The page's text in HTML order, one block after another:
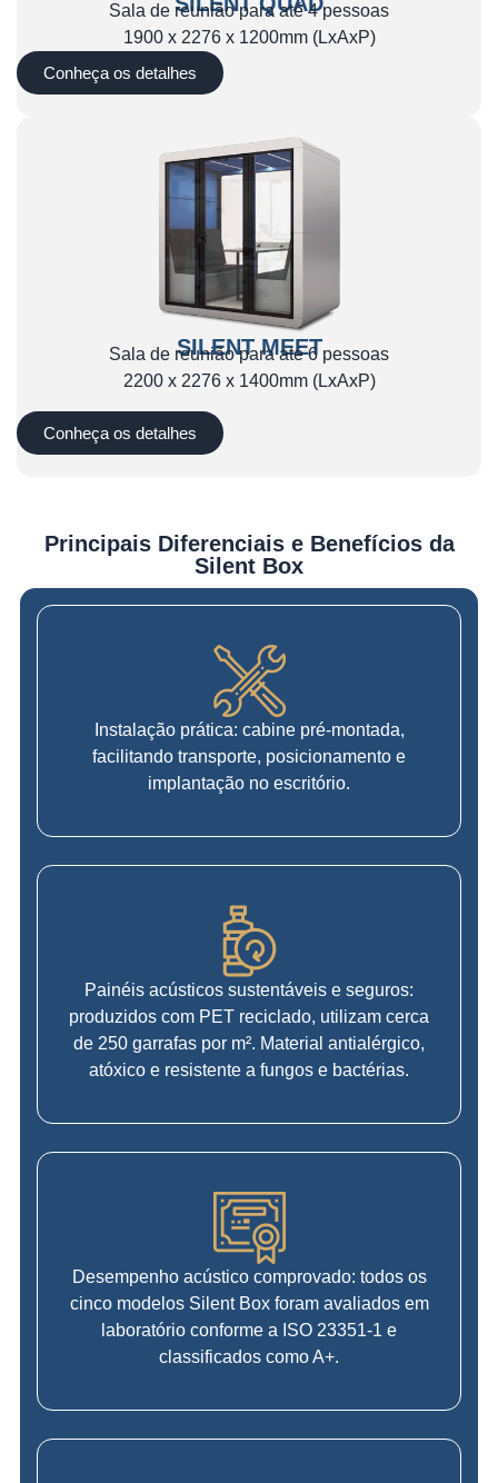
Sala de reunião para até 4 pessoas
1900 x 2276 x 1200mm (LxAxP)
Conheça os detalhes
SILENT MEET
Sala de reunião para até 6 pessoas
2200 x 2276 x 1400mm (LxAxP)
Conheça os detalhes
Principais Diferenciais e Benefícios da
Silent Box
Instalação prática: cabine pré-montada,
facilitando transporte, posicionamento e
implantação no escritório.
Painéis acústicos sustentáveis e seguros:
produzidos com PET reciclado, utilizam cerca
de 250 garrafas por m². Material antialérgico,
atóxico e resistente a fungos e bactérias.
Desempenho acústico comprovado: todos os
cinco modelos Silent Box foram avaliados em
laboratório conforme a ISO 23351-1 e
classificados como A+.